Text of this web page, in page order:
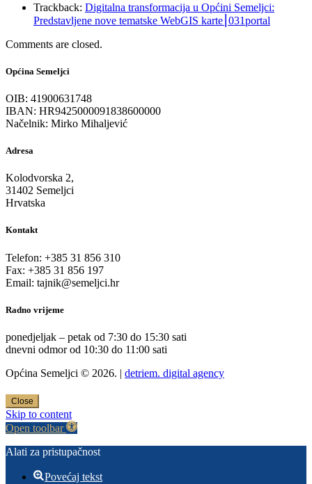
Trackback: Digitalna transformacija u Općini Semeljci:
Predstavljene nove tematske WebGIS karte⎮031portal
Comments are closed.
Općina Semeljci
OIB: 41900631748
IBAN: HR9425000091838600000
Načelnik: Mirko Mihaljević
Adresa
Kolodvorska 2,
31402 Semeljci
Hrvatska
Kontakt
Telefon: +385 31 856 310
Fax: +385 31 856 197
Email: tajnik@semeljci.hr
Radno vrijeme
ponedjeljak – petak od 7:30 do 15:30 sati
dnevni odmor od 10:30 do 11:00 sati
Općina Semeljci © 2026. | detriem. digital agency
Close
Skip to content
Open toolbar
Alati za pristupačnost
Povećaj tekst